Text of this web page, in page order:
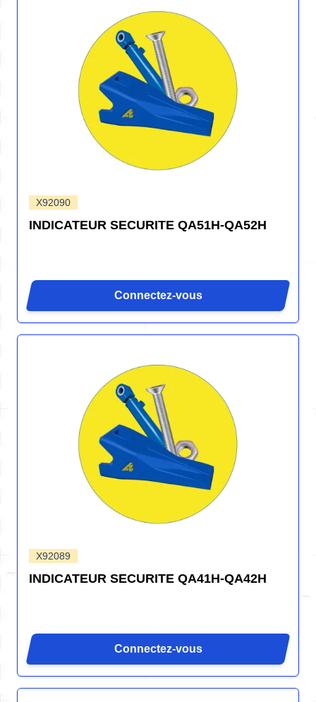
X92090
INDICATEUR SECURITE QA51H-QA52H
Connectez-vous
X92089
INDICATEUR SECURITE QA41H-QA42H
Connectez-vous